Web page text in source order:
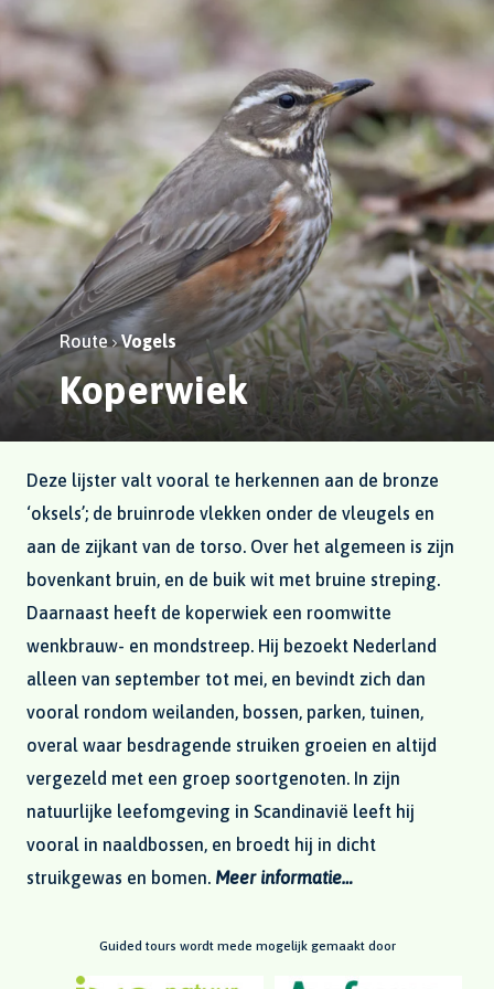
Route Vogels
Koperwiek
Deze lijster valt vooral te herkennen aan de bronze
‘oksels’; de bruinrode vlekken onder de vleugels en
aan de zijkant van de torso. Over het algemeen is zijn
bovenkant bruin, en de buik wit met bruine streping.
Daarnaast heeft de koperwiek een roomwitte
wenkbrauw- en mondstreep. Hij bezoekt Nederland
alleen van september tot mei, en bevindt zich dan
vooral rondom weilanden, bossen, parken, tuinen,
overal waar besdragende struiken groeien en altijd
vergezeld met een groep soortgenoten. In zijn
natuurlijke leefomgeving in Scandinavië leeft hij
vooral in naaldbossen, en broedt hij in dicht
struikgewas en bomen. Meer informatie…
Guided tours wordt mede mogelijk gemaakt door